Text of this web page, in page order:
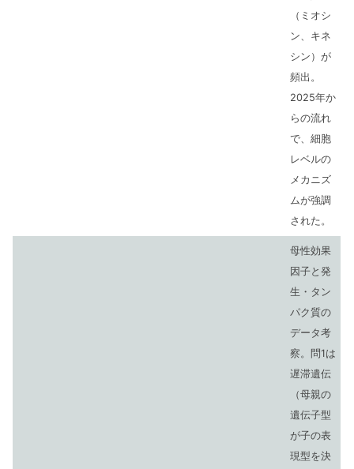
（ミオシ
ン、キネ
シン）が
頻出。
2025年か
らの流れ
で、細胞
レベルの
メカニズ
ムが強調
された。
母性効果
因子と発
生・タン
パク質の
データ考
察。問1は
遅滞遺伝
（母親の
遺伝子型
が子の表
現型を決